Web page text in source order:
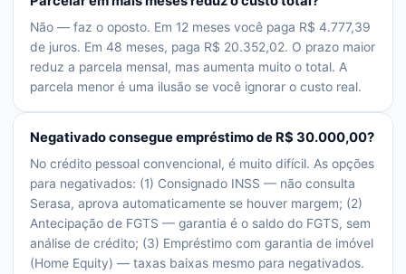
Não — faz o oposto. Em 12 meses você paga R$ 4.777,39
de juros. Em 48 meses, paga R$ 20.352,02. O prazo maior
reduz a parcela mensal, mas aumenta muito o total. A
parcela menor é uma ilusão se você ignorar o custo real.
Negativado consegue empréstimo de R$ 30.000,00?
No crédito pessoal convencional, é muito difícil. As opções
para negativados: (1) Consignado INSS — não consulta
Serasa, aprova automaticamente se houver margem; (2)
Antecipação de FGTS — garantia é o saldo do FGTS, sem
análise de crédito; (3) Empréstimo com garantia de imóvel
(Home Equity) — taxas baixas mesmo para negativados.